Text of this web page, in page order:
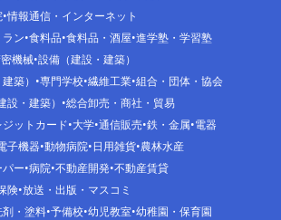
情報通信・インターネット
ン 食料品 食料品・酒屋 進学塾・学習塾
機械 設備（建設・建築）
築）
専門学校 繊維工業 組合・団体・協会
設・建築）
総合卸売・商社・貿易
ットカード 大学 通信販売 鉄・金属 電器
子機器 動物病院 日用雑貨 農林水産
ー 病院 不動産開発 不動産賃貸
険 放送・出版・マスコミ
・塗料 予備校 幼児教室 幼稚園・保育園